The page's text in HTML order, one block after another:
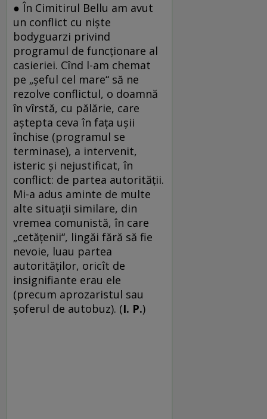
● În Cimitirul Bellu am avut
un conflict cu nişte
bodyguarzi privind
programul de funcţionare al
casieriei. Cînd l-am chemat
pe „şeful cel mare“ să ne
rezolve conflictul, o doamnă
în vîrstă, cu pălărie, care
aştepta ceva în faţa uşii
închise (programul se
terminase), a intervenit,
isteric şi nejustificat, în
conflict: de partea autorităţii.
Mi-a adus aminte de multe
alte situaţii similare, din
vremea comunistă, în care
„cetăţenii“, lingăi fără să fie
nevoie, luau partea
autorităţilor, oricît de
insignifiante erau ele
(precum aprozaristul sau
şoferul de autobuz). (I. P.)